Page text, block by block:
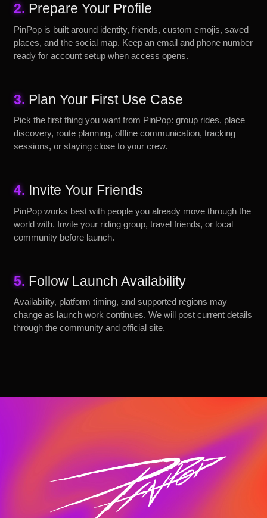
2. Prepare Your Profile
PinPop is built around identity, friends, custom emojis, saved
places, and the social map. Keep an email and phone number
ready for account setup when access opens.
3. Plan Your First Use Case
Pick the first thing you want from PinPop: group rides, place
discovery, route planning, offline communication, tracking
sessions, or staying close to your crew.
4. Invite Your Friends
PinPop works best with people you already move through the
world with. Invite your riding group, travel friends, or local
community before launch.
5. Follow Launch Availability
Availability, platform timing, and supported regions may
change as launch work continues. We will post current details
through the community and official site.